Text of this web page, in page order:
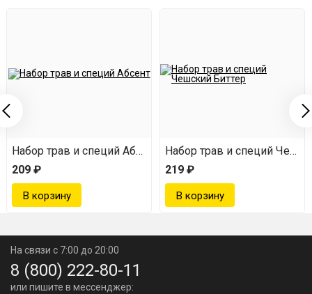
на коньяке
Набор трав и специй Абсент
209 ₽
Набор трав и специй
219 ₽
На связи с 7:00 до 20:00
8 (800) 222-80-11
или пишите в мессенджер: